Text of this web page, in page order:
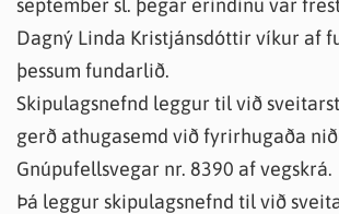
september sl. þegar erindinu var
Dagný Linda Kristjánsdóttir víkur af
þessum fundarlið.
Skipulagsnefnd leggur til við
gerð athugasemd við fyrirhugaða
Gnúpufellsvegar nr. 8390 af vegskrá.
Þá leggur skipulagsnefnd til við